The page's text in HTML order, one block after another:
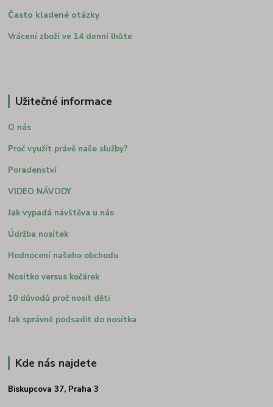
Často kladené otázky
Vrácení zboží ve 14 denní lhůte
Užitečné informace
O nás
Proč využít právě naše služby?
Poradenství
VIDEO NÁVODY
Jak vypadá návštěva u nás
Údržba nosítek
Hodnocení našeho obchodu
Nosítko versus kočárek
10 důvodů proč nosit děti
Jak správně podsadit do nosítka
Kde nás najdete
Biskupcova 37, Praha 3